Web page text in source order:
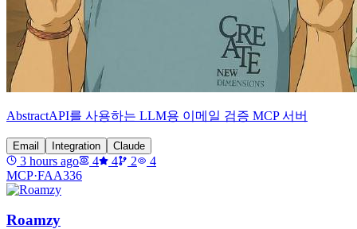
AbstractAPI를 사용하는 LLM용 이메일 검증 MCP 서버
Email Integration Claude
3 hours ago 4 4 2
4
MCP·FAA336
Roamzy